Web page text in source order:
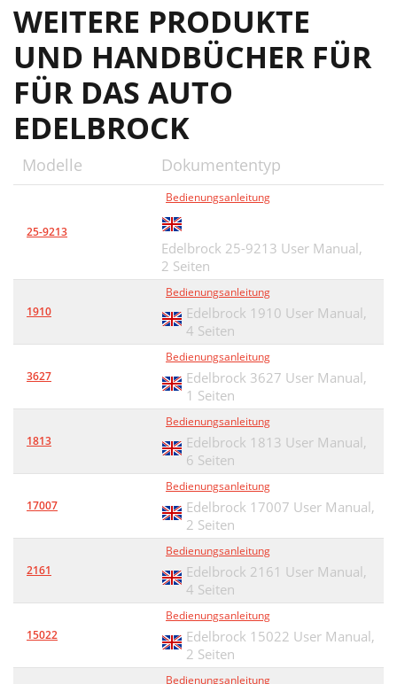
WEITERE PRODUKTE
UND HANDBÜCHER FÜR
FÜR DAS AUTO
EDELBROCK
Modelle Dokumententyp
25-9213
Bedienungsanleitung
Edelbrock 25-9213 User Manual,
2 Seiten
1910
Bedienungsanleitung
Edelbrock 1910 User Manual,
4 Seiten
3627
Bedienungsanleitung
Edelbrock 3627 User Manual,
1 Seiten
1813
Bedienungsanleitung
Edelbrock 1813 User Manual,
6 Seiten
17007
Bedienungsanleitung
Edelbrock 17007 User Manual,
2 Seiten
2161
Bedienungsanleitung
Edelbrock 2161 User Manual,
4 Seiten
15022
Bedienungsanleitung
Edelbrock 15022 User Manual,
2 Seiten
Bedienungsanleitung